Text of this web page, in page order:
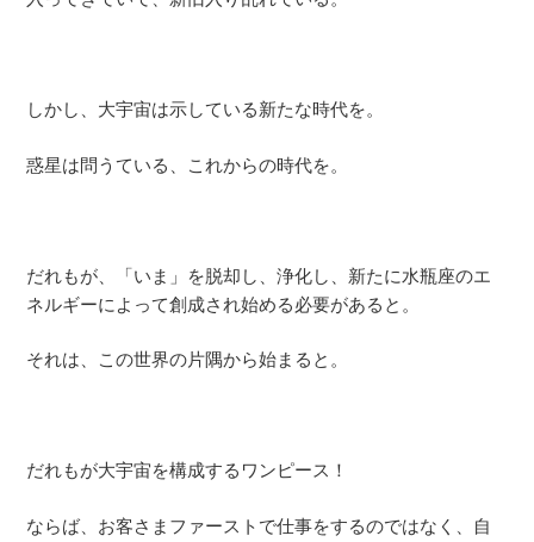
しかし、大宇宙は示している新たな時代を。
惑星は問うている、これからの時代を。
だれもが、「いま」を脱却し、浄化し、新たに水瓶座のエ
ネルギーによって創成され始める必要があると。
それは、この世界の片隅から始まると。
だれもが大宇宙を構成するワンピース！
ならば、お客さまファーストで仕事をするのではなく、自